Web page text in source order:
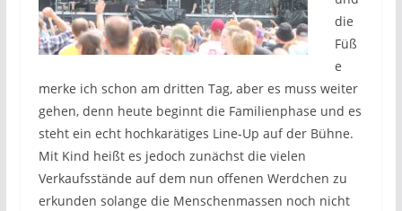
die
Füß
e
merke ich schon am dritten Tag, aber es muss weiter
gehen, denn heute beginnt die Familienphase und es
steht ein echt hochkarätiges Line-Up auf der Bühne.
Mit Kind heißt es jedoch zunächst die vielen
Verkaufsstände auf dem nun offenen Werdchen zu
erkunden solange die Menschenmassen noch nicht